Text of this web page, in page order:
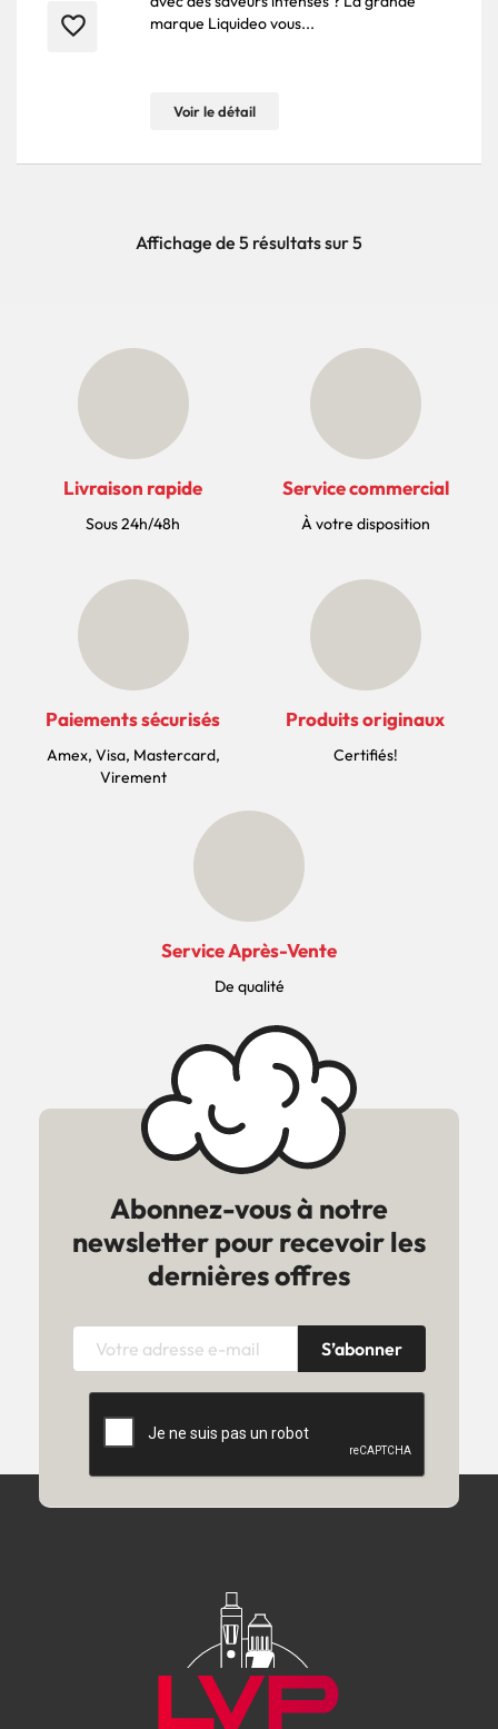
favorite_border
marque Liquideo vous...
Voir le détail
Affichage de 5 résultats sur 5
Livraison rapide
Sous 24h/48h
Service commercial
À votre disposition
Paiements sécurisés
Amex, Visa, Mastercard,
Virement
Produits originaux
Certifiés!
Service Après-Vente
De qualité
Abonnez-vous à notre
newsletter pour recevoir les
dernières offres